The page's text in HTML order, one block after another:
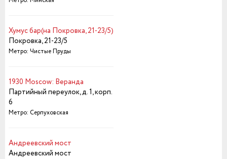
Хумус бар(на Покровка, 21-23/5)
Покровка, 21-23/5
Метро: Чистые Пруды
1930 Moscow: Веранда
Партийный переулок, д. 1, корп.
6
Метро: Серпуховская
Андреевский мост
Андреевский мост